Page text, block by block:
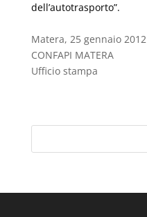
dell’autotrasporto”.
Matera, 25 gennaio 2012
CONFAPI MATERA
Ufficio stampa